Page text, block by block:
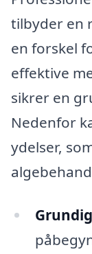
tilbyder en
en forskel
effektive
sikrer en
Nedenfor
ydelser,